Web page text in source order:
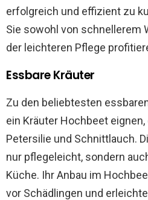
erfolgreich und effizient zu
Sie sowohl von schnellerem
der leichteren Pflege
Essbare Kräuter
Zu den beliebtesten
ein Kräuter Hochbeet
Petersilie und Schnittlauch.
nur pflegeleicht, sondern
Küche. Ihr Anbau im
vor Schädlingen und